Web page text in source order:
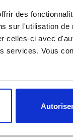
des
sur l'utilisation de
celles-ci avec
services. Vous